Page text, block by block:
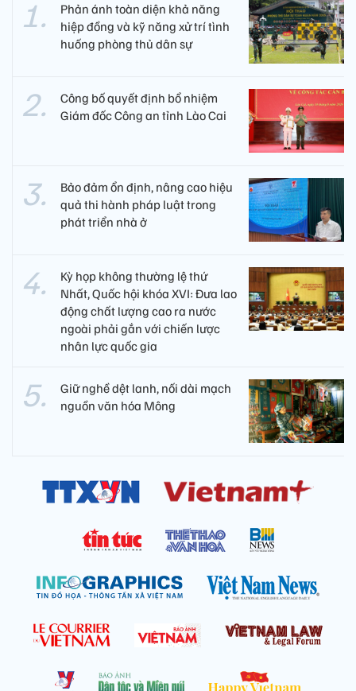
Phản ánh toàn diện khả năng
hiệp đồng và kỹ năng xử trí tình
huống phòng thủ dân sự
Công bố quyết định bổ nhiệm
Giám đốc Công an tỉnh Lào Cai
Bảo đảm ổn định, nâng cao hiệu
quả thi hành pháp luật trong
phát triển nhà ở
Kỳ họp không thường lệ thứ
Nhất, Quốc hội khóa XVI: Đưa lao
động chất lượng cao ra nước
ngoài phải gắn với chiến lược
nhân lực quốc gia
Giữ nghề dệt lanh, nối dài mạch
nguồn văn hóa Mông